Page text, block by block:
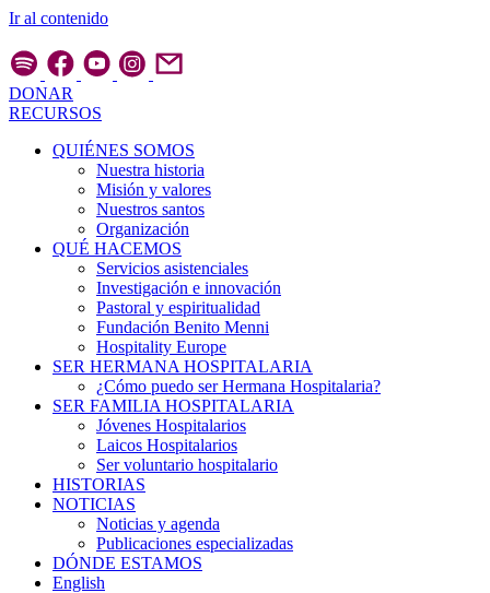
Ir al contenido
DONAR
RECURSOS
QUIÉNES SOMOS
Nuestra historia
Misión y valores
Nuestros santos
Organización
QUÉ HACEMOS
Servicios asistenciales
Investigación e innovación
Pastoral y espiritualidad
Fundación Benito Menni
Hospitality Europe
SER HERMANA HOSPITALARIA
¿Cómo puedo ser Hermana Hospitalaria?
SER FAMILIA HOSPITALARIA
Jóvenes Hospitalarios
Laicos Hospitalarios
Ser voluntario hospitalario
HISTORIAS
NOTICIAS
Noticias y agenda
Publicaciones especializadas
DÓNDE ESTAMOS
English